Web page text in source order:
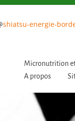
shiatsu-energie-
Micronutrition
A propos